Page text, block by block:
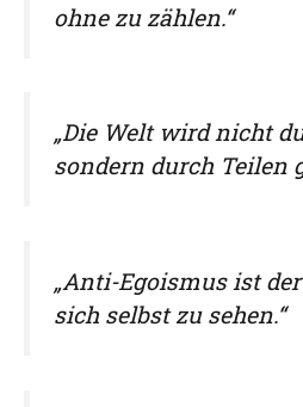
ohne zu zählen.“
„Die Welt wird nicht
sondern durch Teilen
„Anti-Egoismus ist
sich selbst zu sehen.“